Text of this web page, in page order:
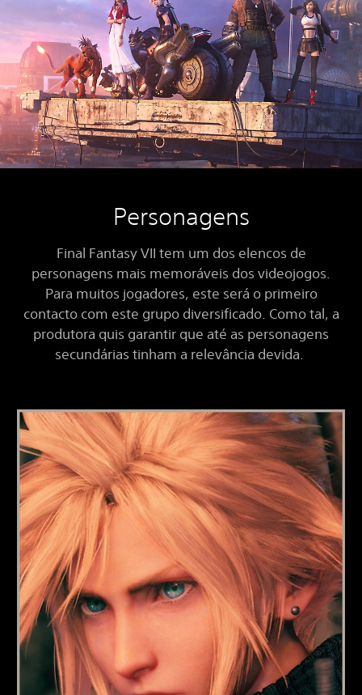
Personagens
Final Fantasy VII tem um dos elencos de
personagens mais memoráveis dos videojogos.
Para muitos jogadores, este será o primeiro
contacto com este grupo diversificado. Como tal, a
produtora quis garantir que até as personagens
secundárias tinham a relevância devida.